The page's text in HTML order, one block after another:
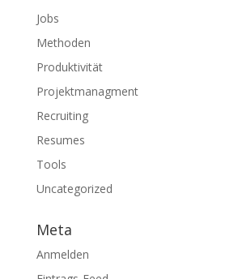
Jobs
Methoden
Produktivität
Projektmanagment
Recruiting
Resumes
Tools
Uncategorized
Meta
Anmelden